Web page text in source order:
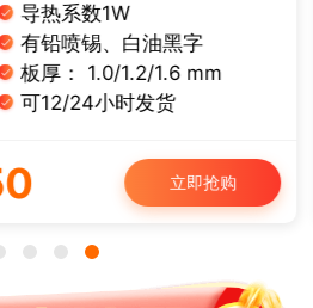
导热系数1W
有铅喷锡、白油黑字
板厚： 1.0/1.2/1.6 mm
可12/24小时发货
立即抢购